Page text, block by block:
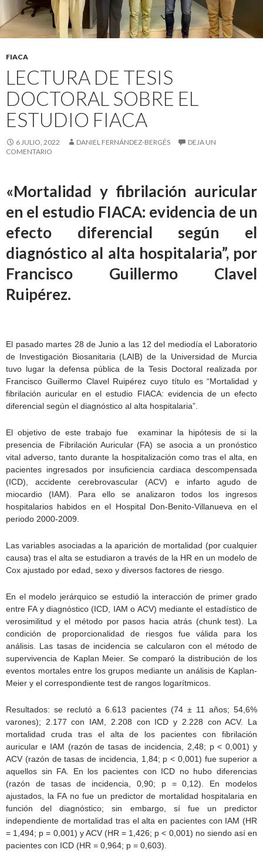
FIACA
LECTURA DE TESIS
DOCTORAL SOBRE EL
ESTUDIO FIACA
6 JULIO, 2022 DANIEL FERNÁNDEZ-BERGÉS
DEJA UN
COMENTARIO
«Mortalidad y fibrilación auricular
en el estudio FIACA: evidencia de un
efecto diferencial según el
diagnóstico al alta hospitalaria”, por
Francisco Guillermo Clavel
Ruipérez.
El pasado martes 28 de Junio a las 12 del mediodía el Laboratorio
de Investigación Biosanitaria (LAIB) de la Universidad de Murcia
tuvo lugar la defensa pública de la Tesis Doctoral realizada por
Francisco Guillermo Clavel Ruipérez cuyo título es “Mortalidad y
fibrilación auricular en el estudio FIACA: evidencia de un efecto
diferencial según el diagnóstico al alta hospitalaria”.
El objetivo de este trabajo fue examinar la hipótesis de si la
presencia de Fibrilación Auricular (FA) se asocia a un pronóstico
vital adverso, tanto durante la hospitalización como tras el alta, en
pacientes ingresados por insuficiencia cardiaca descompensada
(ICD), accidente cerebrovascular (ACV) e infarto agudo de
miocardio (IAM). Para ello se analizaron todos los ingresos
hospitalarios habidos en el Hospital Don-Benito-Villanueva en el
periodo 2000-2009.
Las variables asociadas a la aparición de mortalidad (por cualquier
causa) tras el alta se estudiaron a través de la HR en un modelo de
Cox ajustado por edad, sexo y diversos factores de riesgo.
En el modelo jerárquico se estudió la interacción de primer grado
entre FA y diagnóstico (ICD, IAM o ACV) mediante el estadístico de
verosimilitud y el método por pasos hacia atrás (chunk test). La
condición de proporcionalidad de riesgos fue válida para los
análisis. Las tasas de incidencia se calcularon con el método de
supervivencia de Kaplan Meier. Se comparó la distribución de los
eventos mortales entre los grupos mediante un análisis de Kaplan-
Meier y el correspondiente test de rangos logarítmicos.
Resultados: se reclutó a 6.613 pacientes (74 ± 11 años; 54,6%
varones); 2.177 con IAM, 2.208 con ICD y 2.228 con ACV. La
mortalidad cruda tras el alta de los pacientes con fibrilación
auricular e IAM (razón de tasas de incidencia, 2,48; p < 0,001) y
ACV (razón de tasas de incidencia, 1,84; p < 0,001) fue superior a
aquellos sin FA. En los pacientes con ICD no hubo diferencias
(razón de tasas de incidencia, 0,90; p = 0,12). En modelos
ajustados, la FA no fue un predictor de mortalidad hospitalaria en
función del diagnóstico; sin embargo, sí fue un predictor
independiente de mortalidad tras el alta en pacientes con IAM (HR
= 1,494; p = 0,001) y ACV (HR = 1,426; p < 0,001) no siendo así en
pacientes con ICD (HR = 0,964; p = 0,603).